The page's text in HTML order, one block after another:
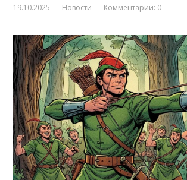
19.10.2025 Новости Комментарии: 0